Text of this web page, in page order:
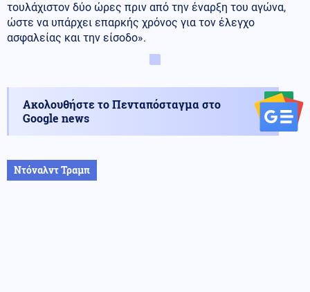
τουλάχιστον δύο ώρες πριν από την έναρξη του αγώνα,
ώστε να υπάρχει επαρκής χρόνος για τον έλεγχο
ασφαλείας και την είσοδο».
Ακολουθήστε το Πενταπόσταγμα στο
Google news
Ντόναλντ Τραμπ